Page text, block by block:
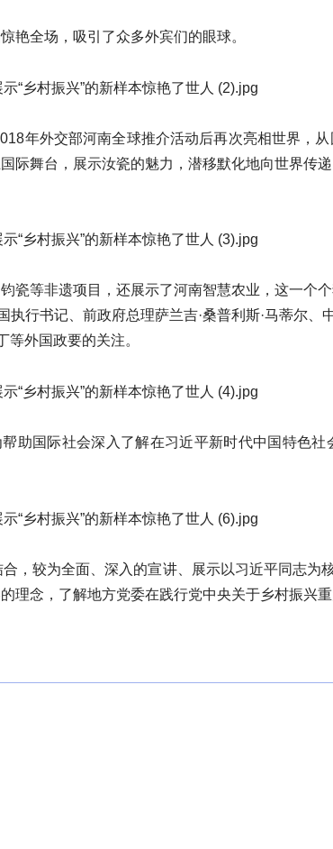
艳全场，吸引了众多外宾们的眼球。
年外交部河南全球推介活动后再次亮相世界，
际舞台，展示汝瓷的魅力，潜移默化地向世界传
瓷等非遗项目，还展示了河南智慧农业，这一个
行书记、前政府总理萨兰吉·桑普利斯·马蒂尔、
等外国政要的关注。
助国际社会深入了解在习近平新时代中国特色
，较为全面、深入的宣讲、展示以习近平同志为
念，了解地方党委在践行党中央关于乡村振兴重